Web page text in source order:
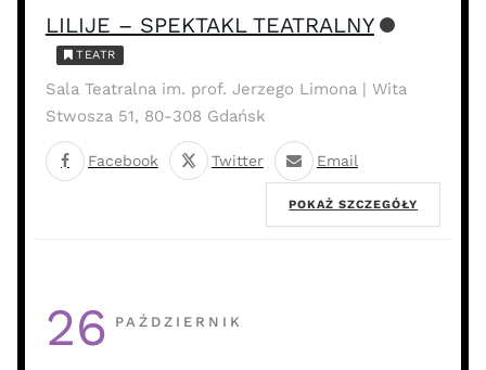
LILIJE – SPEKTAKL TEATRALNY
TEATR
Sala Teatralna im. prof. Jerzego Limona | Wita
Stwosza 51, 80-308 Gdańsk
Facebook Twitter Email
POKAŻ SZCZEGÓŁY
26 PAŹDZIERNIK